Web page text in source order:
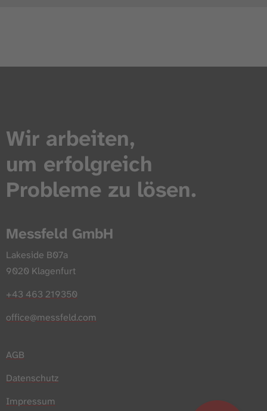
Wir arbeiten,
um erfolgreich
Probleme zu lösen.
Messfeld GmbH
Lakeside B07a
9020 Klagenfurt
+43 463 219350
office@messfeld.com
AGB
Datenschutz
Impressum